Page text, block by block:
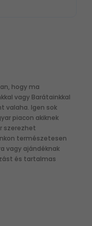
hogy ma
vagy Barátainkkal
valaha. Igen sok
piacon akiknek
szerezhet
természetesen
vagy ajándéknak
és tartalmas